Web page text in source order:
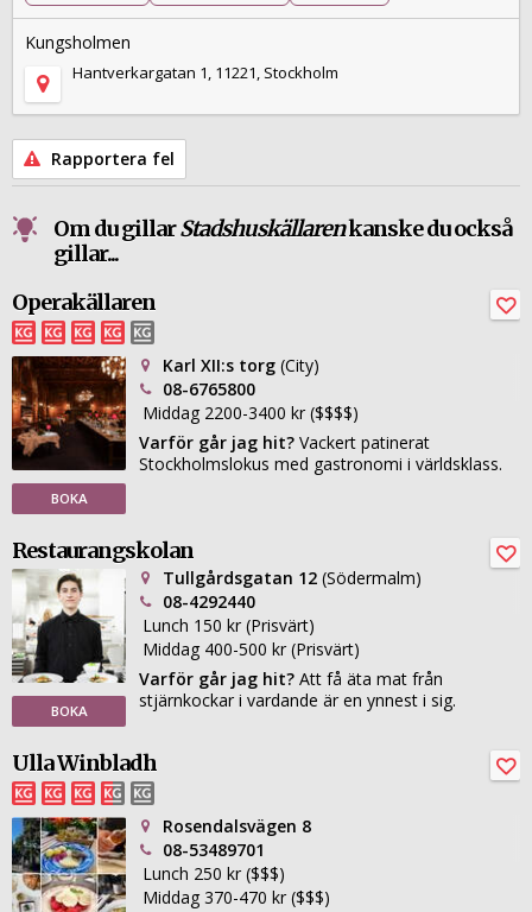
Kungsholmen
Hantverkargatan 1, 11221, Stockholm
Rapportera fel
Om du gillarStadshuskällarenkanske du också
gillar...
Operakällaren
BOKA
Karl XII:s torg (City)
08-6765800
Middag 2200-3400 kr ($$$$)
Varför går jag hit? Vackert patinerat
Stockholmslokus med gastronomi i världsklass.
Restaurangskolan
BOKA
Tullgårdsgatan 12 (Södermalm)
08-4292440
Lunch 150 kr (Prisvärt)
Middag 400-500 kr (Prisvärt)
Varför går jag hit? Att få äta mat från
stjärnkockar i vardande är en ynnest i sig.
Ulla Winbladh
Rosendalsvägen 8
08-53489701
Lunch 250 kr ($$$)
Middag 370-470 kr ($$$)